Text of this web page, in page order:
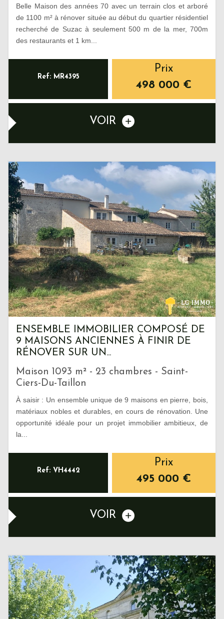
Belle Maison des années 70 avec un terrain clos et arboré
de 1100 m² à rénover située au début du quartier résidentiel
recherché de Suzac à seulement 500 m de la mer, 700m
des restaurants et 1 km...
Ref: MR4395
Prix
498 000 €
VOIR
ENSEMBLE IMMOBILIER COMPOSÉ DE
9 MAISONS ANCIENNES À FINIR DE
RÉNOVER SUR UN...
Maison 1093 m² - 23 chambres - Saint-
Ciers-Du-Taillon
À saisir : Un ensemble unique de 9 maisons en pierre, bois,
matériaux nobles et durables, en cours de rénovation. Une
opportunité idéale pour un projet immobilier ambitieux, de
la...
Ref: VH4442
Prix
495 000 €
VOIR